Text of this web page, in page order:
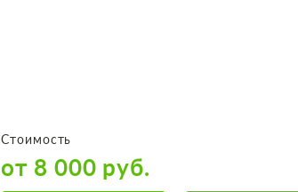
Стоимость
от 8 000 руб.